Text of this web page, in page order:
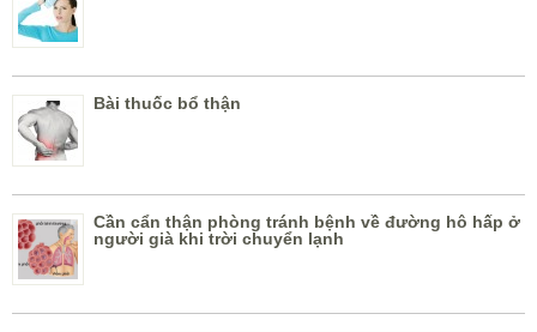
Bài thuốc bổ thận
Cần cẩn thận phòng tránh bệnh về đường hô hấp ở
người già khi trời chuyển lạnh